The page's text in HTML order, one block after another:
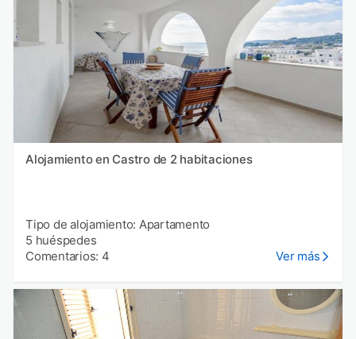
Alojamiento en Castro de 2 habitaciones
Tipo de alojamiento: Apartamento
5 huéspedes
Comentarios: 4
Ver más